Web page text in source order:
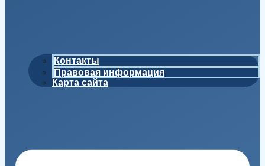
Контакты
Правовая информация
Карта сайта